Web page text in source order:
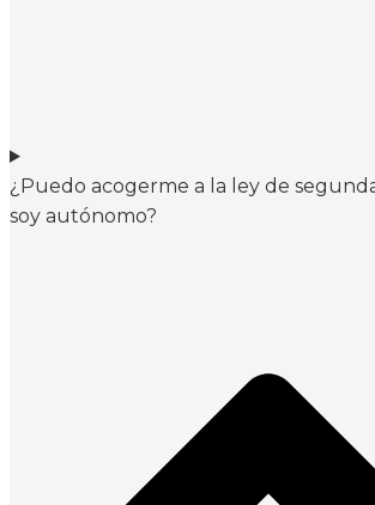
¿Puedo acogerme a la ley de
soy autónomo?